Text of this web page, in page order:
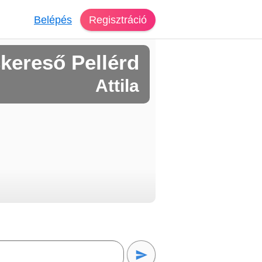
Belépés Regisztráció
Pellérd
Attila